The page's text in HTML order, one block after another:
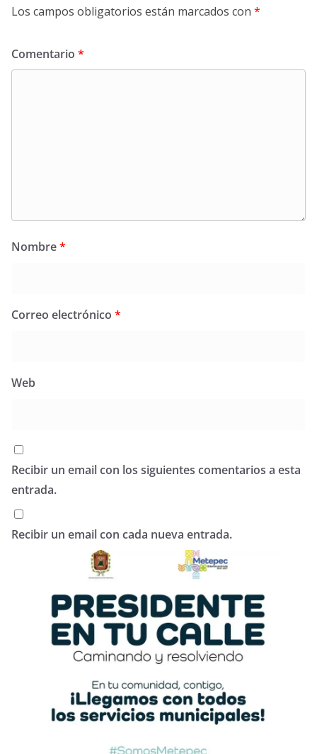
Los campos obligatorios están marcados con *
Comentario *
Nombre*
Correo electrónico *
Web
Recibir un email con los siguientes comentarios a esta
entrada.
Recibir un email con cada nueva entrada.